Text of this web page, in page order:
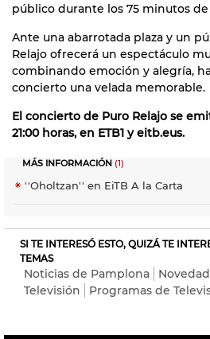
público durante los 75 minutos
Ante una abarrotada plaza y un
Relajo ofrecerá un espectáculo
combinando emoción y alegría,
concierto una velada memorable.
El concierto de Puro Relajo se
21:00 horas, en ETB1 y eitb.eus.
MÁS INFORMACIÓN (1)
''Oholtzan'' en EiTB A la Carta
SI TE INTERESÓ ESTO, QUIZÁ TE
TEMAS
Noticias de Pamplona
Televisión
Programas de